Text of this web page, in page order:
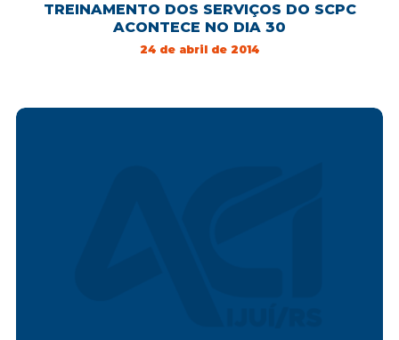
TREINAMENTO DOS SERVIÇOS DO SCPC
ACONTECE NO DIA 30
24 de abril de 2014